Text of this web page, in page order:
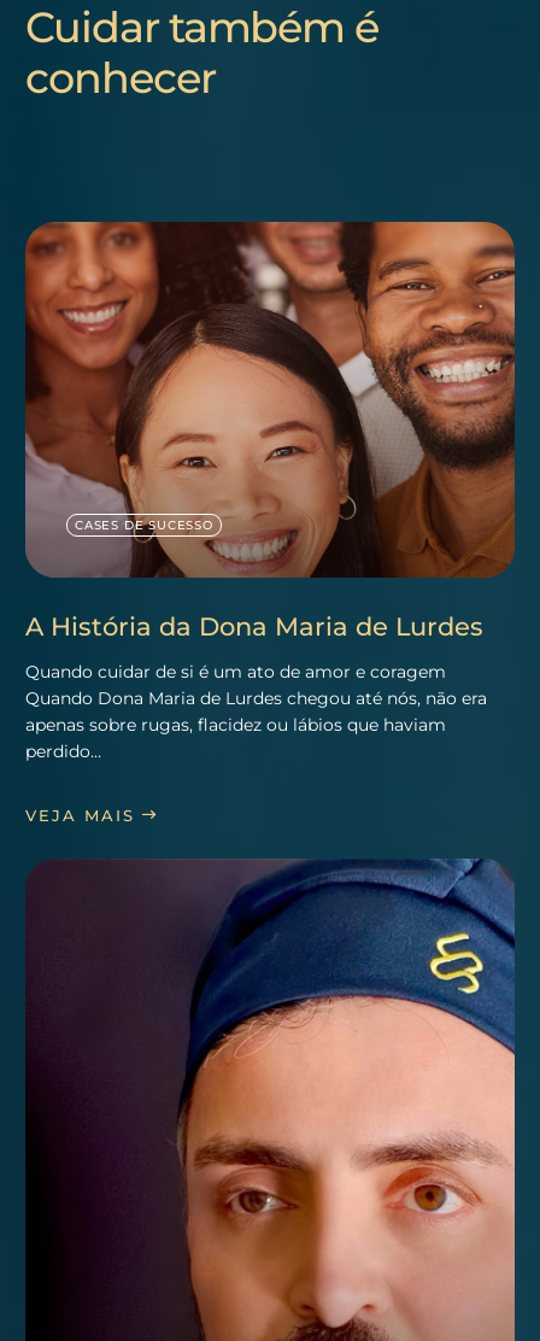
Cuidar também é
conhecer
CASES DE SUCESSO
A História da Dona Maria de Lurdes
Quando cuidar de si é um ato de amor e coragem
Quando Dona Maria de Lurdes chegou até nós, não era
apenas sobre rugas, flacidez ou lábios que haviam
perdido…
VEJA MAIS